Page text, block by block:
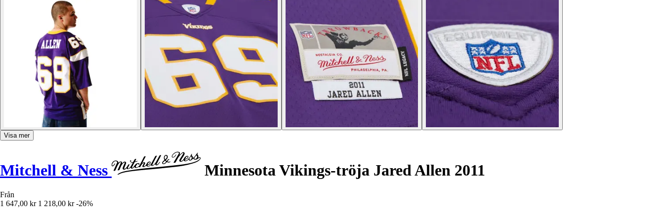
Visa mer
Mitchell & Ness Minnesota Vikings-tröja Jared Allen 2011
Från
1 647,00 kr 1 218,00 kr -26%